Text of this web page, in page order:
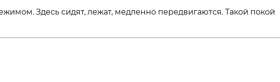
Здесь сидят, лежат, медленно передвигаются. Такой покой